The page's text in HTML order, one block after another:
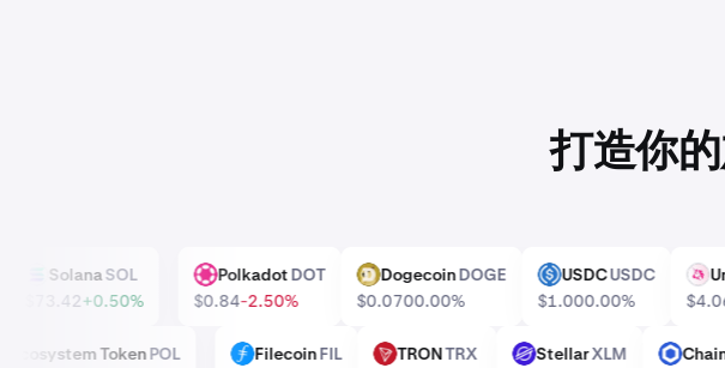
打造你
DOT PolkadotDOT
$0.84-2.50%
DOGEDogecoinDOGE
$0.0700.00%
USDCUSDCUSDC
$1.000.00%
SOL SolanaSOL
$73.42+0.50%
FIL Filecoin TRX TRONTRX
XLM StellarXLM
LINK
Ecosystem TokenPOL